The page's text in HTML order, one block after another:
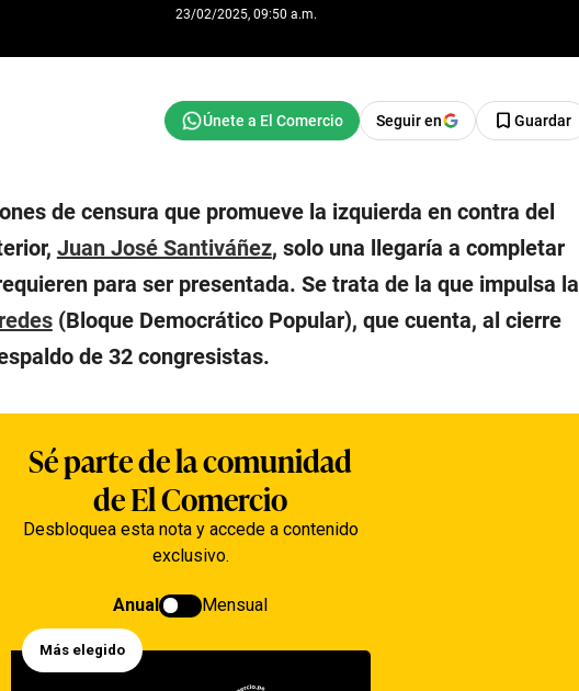
23/02/2025, 09:50 a.m.
Seguir en Guardar
de censura que promueve la izquierda en contra del
Juan José Santiváñez, solo una llegaría a completar
para ser presentada. Se trata de la que impulsa la
(Bloque Democrático Popular), que cuenta, al cierre
de 32 congresistas.